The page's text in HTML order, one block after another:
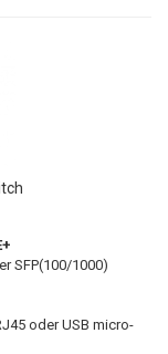
SFP(100/1000)
oder USB micro-